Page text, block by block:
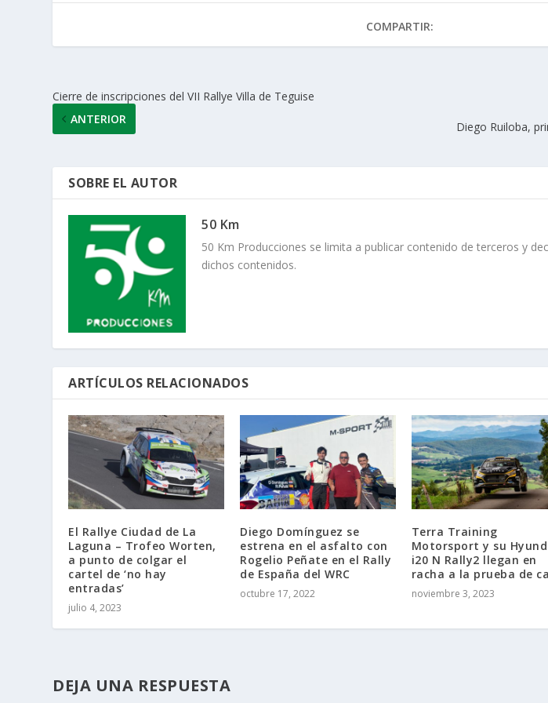
p k r
COMPARTIR:
Cierre de inscripciones del VII Rallye Villa de Teguise
ANTERIOR
Diego Ruiloba,
SOBRE EL AUTOR
50 Km
50 Km Producciones se limita a publicar contenido de terceros y
dichos contenidos.
ARTÍCULOS RELACIONADOS
El Rallye Ciudad de La
Laguna – Trofeo Worten,
a punto de colgar el
cartel de ‘no hay
entradas’
julio 4, 2023
Diego Domínguez se
estrena en el asfalto con
Rogelio Peñate en el Rally
de España del WRC
octubre 17, 2022
Terra Training
Motorsport y su
i20 N Rally2 llegan en
racha a la prueba de
noviembre 3, 2023
DEJA UNA RESPUESTA